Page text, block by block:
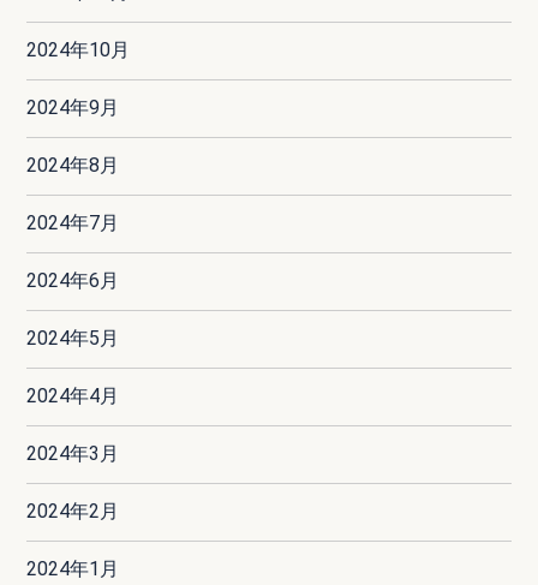
2024年10月
2024年9月
2024年8月
2024年7月
2024年6月
2024年5月
2024年4月
2024年3月
2024年2月
2024年1月